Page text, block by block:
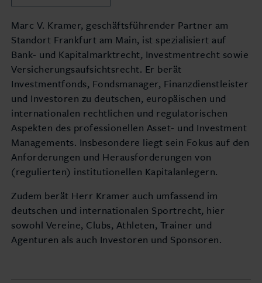
Marc V. Kramer, geschäftsführender Partner am
Standort Frankfurt am Main, ist spezialisiert auf
Bank- und Kapitalmarktrecht, Investmentrecht sowie
Versicherungsaufsichtsrecht. Er berät
Investmentfonds, Fondsmanager, Finanzdienstleister
und Investoren zu deutschen, europäischen und
internationalen rechtlichen und regulatorischen
Aspekten des professionellen Asset- und Investment
Managements. Insbesondere liegt sein Fokus auf den
Anforderungen und Herausforderungen von
(regulierten) institutionellen Kapitalanlegern.
Zudem berät Herr Kramer auch umfassend im
deutschen und internationalen Sportrecht, hier
sowohl Vereine, Clubs, Athleten, Trainer und
Agenturen als auch Investoren und Sponsoren.